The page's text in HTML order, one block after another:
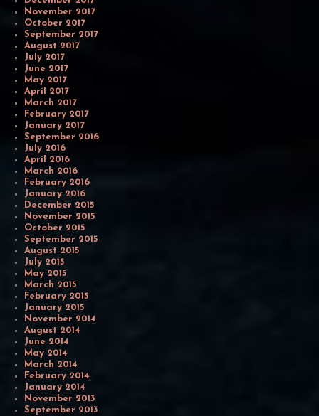
November 2017
October 2017
September 2017
August 2017
July 2017
June 2017
May 2017
April 2017
March 2017
February 2017
January 2017
September 2016
July 2016
April 2016
March 2016
February 2016
January 2016
December 2015
November 2015
October 2015
September 2015
August 2015
July 2015
May 2015
March 2015
February 2015
January 2015
November 2014
August 2014
June 2014
May 2014
March 2014
February 2014
January 2014
November 2013
September 2013